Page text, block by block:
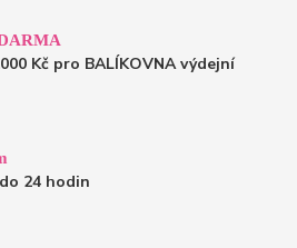
Kč pro BALÍKOVNA výdejní
24 hodin